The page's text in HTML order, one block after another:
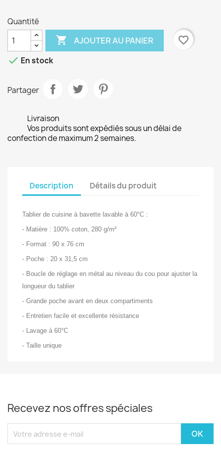
Quantité
 AJOUTER AU PANIER
favorite_border
 En stock
Partager
Livraison
Vos produits sont expédiés sous un délai de
confection de maximum 2 semaines.
Description Détails du produit
Tablier de cuisine à bavette lavable à 60°C :
- Matière : 100% coton, 280 g/m²
- Format : 90 x 76 cm
- Poche : 20 x 31,5 cm
- Boucle de réglage en métal au niveau du cou pour ajuster la
longueur du tablier
- Grande poche avant en deux compartiments
- Entretien facile et excellente résistance
- Lavage à 60°C
- Taille unique
Recevez nos offres spéciales